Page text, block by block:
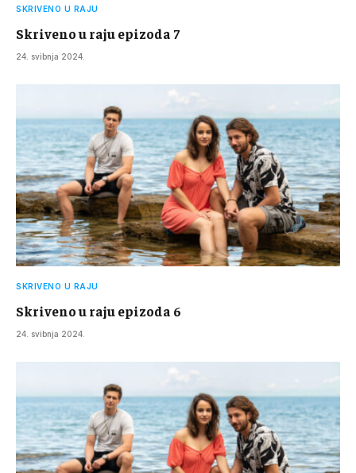
SKRIVENO U RAJU
Skriveno u raju epizoda 7
24. svibnja 2024.
SKRIVENO U RAJU
Skriveno u raju epizoda 6
24. svibnja 2024.